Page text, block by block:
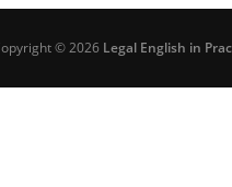
© 2026 Legal English in